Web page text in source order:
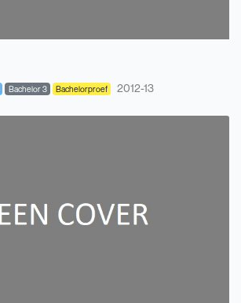
Bachelor 3 Bachelorproef 2012-13